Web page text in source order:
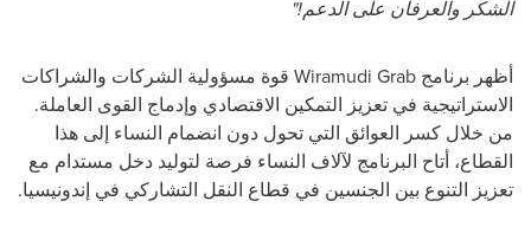
الشكر والعرفان على الدعم!"
أظهر برنامج Wiramudi Grab قوة مسؤولية الشركات والشراكات
الاستراتيجية في تعزيز التمكين الاقتصادي وإدماج القوى العاملة.
من خلال كسر العوائق التي تحول دون انضمام النساء إلى هذا
القطاع، أتاح البرنامج لآلاف النساء فرصة لتوليد دخل مستدام مع
تعزيز التنوع بين الجنسين في قطاع النقل التشاركي في إندونيسيا.